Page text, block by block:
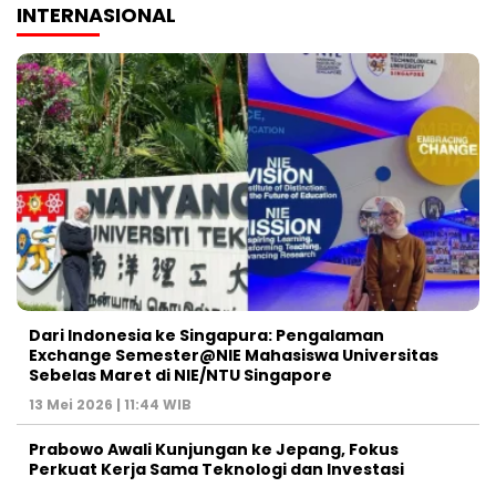
INTERNASIONAL
Dari Indonesia ke Singapura: Pengalaman
Exchange Semester@NIE Mahasiswa Universitas
Sebelas Maret di NIE/NTU Singapore
13 Mei 2026 | 11:44 WIB
Prabowo Awali Kunjungan ke Jepang, Fokus
Perkuat Kerja Sama Teknologi dan Investasi